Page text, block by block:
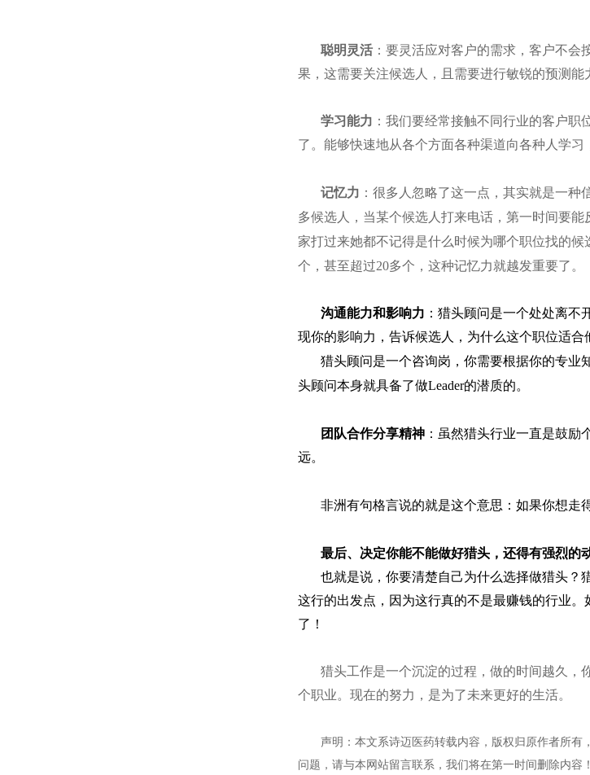
聪明灵活 ：要灵活应对客户的需求，客户不
果，这需要关注候选人，且需要进行敏锐的预测能
学习能力 ：我们要经常接触不同行业的客户
了。能够快速地从各个方面各种渠道向各种人学习
记忆力 ：很多人忽略了这一点，其实就是一
多候选人，当某个候选人打来电话，第一时间要
家打过来她都不记得是什么时候为哪个职位找的候
个，甚至超过20多个，这种记忆力就越发重要了。
沟通能力和影响力 ： 猎头顾问是一个处处离不
现你的影响力，告诉候选人，为什么这个职位适合
猎头顾问是一个咨询岗，你需要根据你的专业
头顾问本身就具备了做Leader的潜质的。
团队合作分享精神 ： 虽然猎头行业一直是鼓励
远。
非洲有句格言说的就是这个意思： 如果你想走
最后、决定你能不能做好猎头，还得有强烈的
也就是说，你要清楚自己为什么选择做猎头？
这行的出发点，因为这行真的不是最赚钱的行业
了！
猎头工作是一个沉淀的过程，做的时间越久，
个职业。现在的努力，是为了未来更好的生活。
声明：本文系诗迈医药转载内容，版权归原作者所
问题，请与本网站留言联系，我们将在第一时间删除内容！